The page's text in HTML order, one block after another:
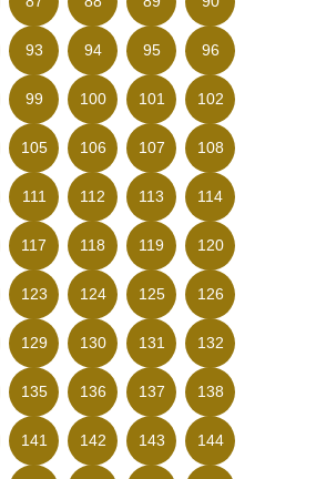
93 94 95 96
99 100 101 102
105 106 107 108
111 112 113 114
117 118 119 120
123 124 125 126
129 130 131 132
135 136 137 138
141 142 143 144